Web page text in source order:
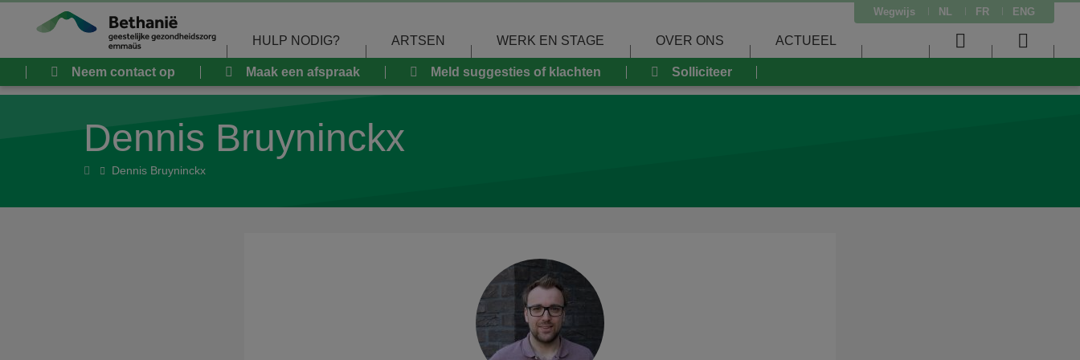
Wegwijs NL FR ENG
HULP NODIG? ARTSEN WERK EN STAGE OVER ONS ACTUEEL
User
menu
menu
Neem contact op Maak een afspraak Meld suggesties of klachten Solliciteer
Dennis Bruyninckx
HomeDennis Bruyninckx